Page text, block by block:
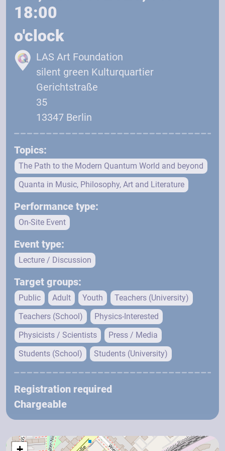
18:00
o'clock
LAS Art Foundation
silent green Kulturquartier
Gerichtstraße
35
13347 Berlin
Topics:
The Path to the Modern Quantum World and beyond
Quanta in Music, Philosophy, Art and Literature
Performance type:
On-Site Event
Event type:
Lecture / Discussion
Target groups:
Public Adult Youth
Teachers (University)
Teachers (School)
Physics-Interested
Physicists / Scientists
Press / Media
Students (School)
Students (University)
Registration required
Chargeable